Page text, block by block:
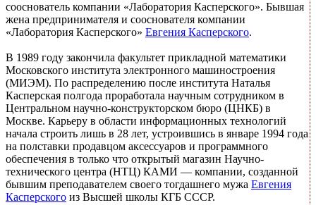
сооснователь компании «Лаборатория Касперского». Бывшая
жена предпринимателя и сооснователя компании
«Лаборатория Касперского» Евгения Касперского.
В 1989 году закончила факультет прикладной математики
Московского института электронного машиностроения
(МИЭМ). По распределению после института Наталья
Касперская полгода проработала научным сотрудником в
Центральном научно-конструкторском бюро (ЦНКБ) в
Москве. Карьеру в области информационных технологий
начала строить лишь в 28 лет, устроившись в январе 1994 года
на полставки продавцом аксессуаров и программного
обеспечения в только что открытый магазин Научно-
технического центра (НТЦ) КАМИ — компании, созданной
бывшим преподавателем своего тогдашнего мужа Евгения
Касперского из Высшей школы КГБ СССР.